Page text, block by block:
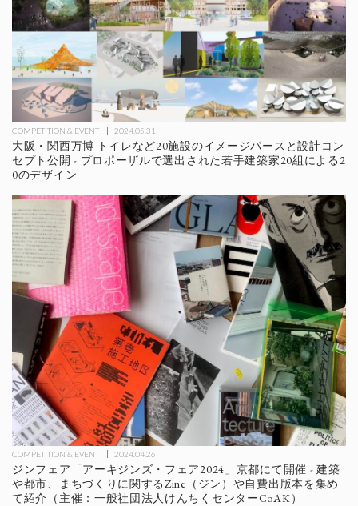
COMPETITION & EVENT 2024.05.31
大阪・関西万博 トイレなど20施設のイメージパースと設計コン
セプト公開 - プロポーザルで選出された若手建築家20組による2
0のデザイン
COMPETITION & EVENT 2024.04.26
ジンフェア「アーキジンズ・フェア2024」京都にて開催 - 建築
や都市、まちづくりに関するZine（ジン）や自費出版本を集め
て紹介（主催：一般社団法人けんちくセンターCoAK）